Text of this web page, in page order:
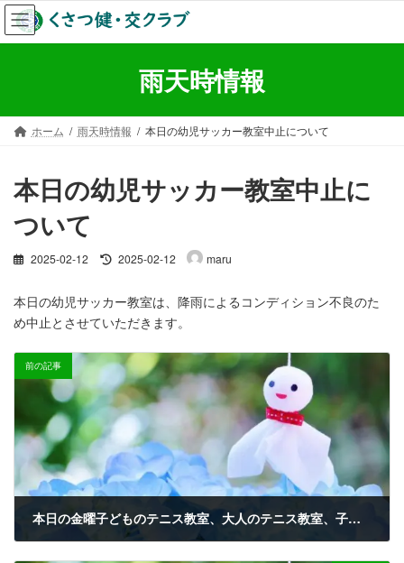
コ
ン
テ
ス
ナ
ビ
ゲ
ン
雨天時情報
ホーム 雨天時情報 本日の幼児サッカー教室中止について
本日の幼児サッカー教室中止に
ついて
2025-02-12
最
新
日
:
2025-02-12 maru
本日の幼児サッカー教室は、降雨によるコンディション不良のた
め中止とさせていただきます。
前の記事
本日の金曜子どものテニス教室、大人のテニス教室、子どもサッカー教室中止について